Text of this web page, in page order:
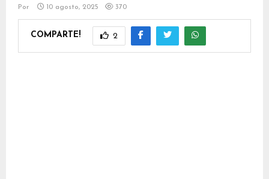
Por 10 agosto, 2025 370
COMPARTE! 2